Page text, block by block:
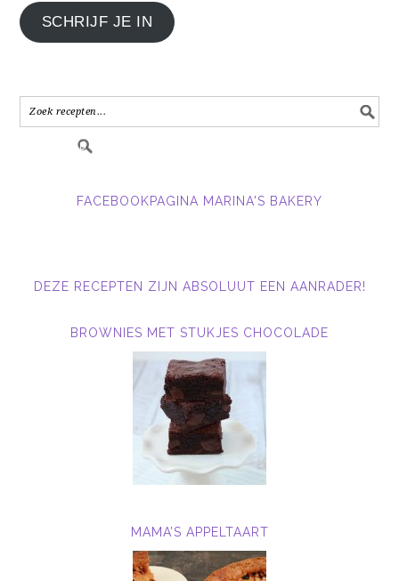
je
e-
in.....
SCHRIJF JE IN
FACEBOOKPAGINA MARINA'S BAKERY
DEZE RECEPTEN ZIJN ABSOLUUT EEN AANRADER!
BROWNIES MET STUKJES CHOCOLADE
MAMA’S APPELTAART